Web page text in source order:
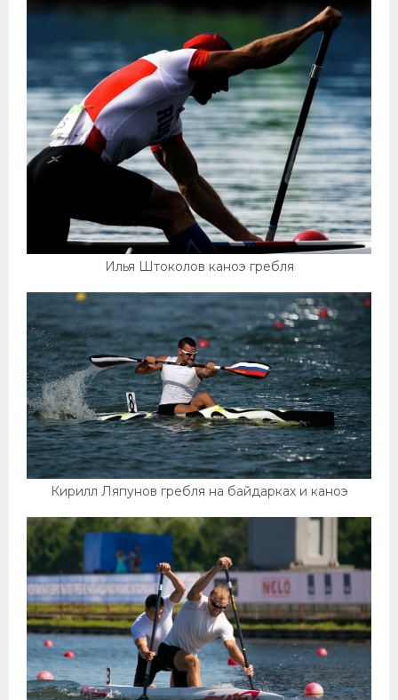
Илья Штоколов каноэ гребля
Кирилл Ляпунов гребля на байдарках и каноэ